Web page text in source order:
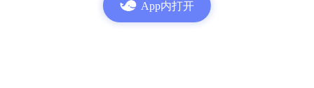
App内打开